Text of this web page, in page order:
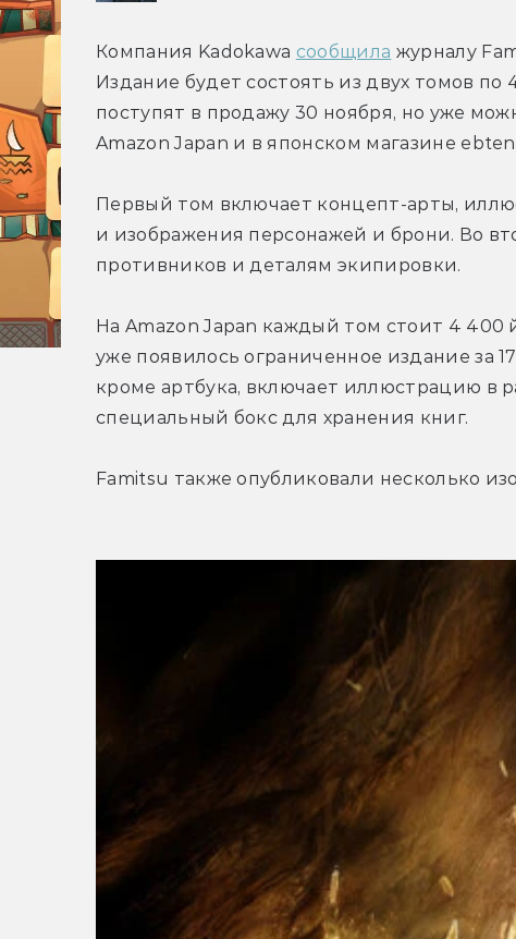
Компания Kadokawa сообщила журналу
Издание будет состоять из двух томов
поступят в продажу 30 ноября, но уже
Amazon Japan и в японском магазине
Первый том включает концепт-арты,
и изображения персонажей и брони. Во
противников и деталям экипировки.
На Amazon Japan каждый том стоит 4 400
уже появилось ограниченное издание за
кроме артбука, включает иллюстрацию в
специальный бокс для хранения книг.
Famitsu также опубликовали несколько